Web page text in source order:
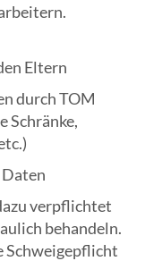
Eltern
durch TOM
Schränke,
verpflichtet
behandeln.
Schweigepflicht